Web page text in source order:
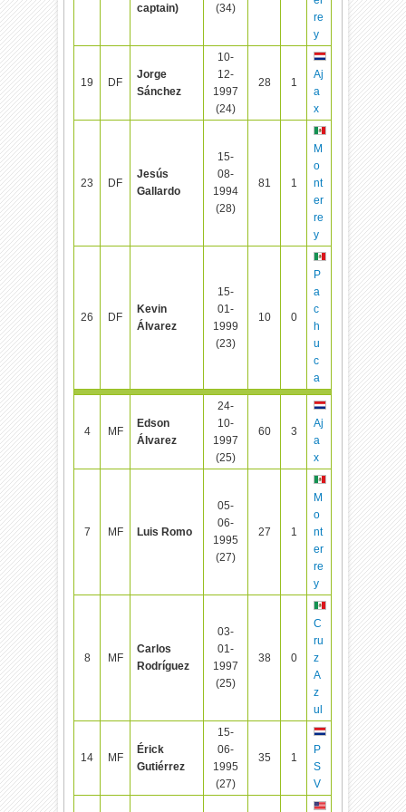
captain) (34)
re
y
19 DF
Jorge
Sánchez
10-
12-
1997
(24)
28 1
Aj
a
x
23 DF
Jesús
Gallardo
15-
08-
1994
(28)
81 1
M
o
nt
er
re
y
26 DF
Kevin
Álvarez
15-
01-
1999
(23)
10 0
P
a
c
h
u
c
a
4 MF
Edson
Álvarez
24-
10-
1997
(25)
60 3
Aj
a
x
7 MF Luis Romo
05-
06-
1995
(27)
27 1
M
o
nt
er
re
y
8 MF
Carlos
Rodríguez
03-
01-
1997
(25)
38 0
C
ru
z
A
z
ul
14 MF
Érick
Gutiérrez
15-
06-
1995
(27)
35 1
P
S
V